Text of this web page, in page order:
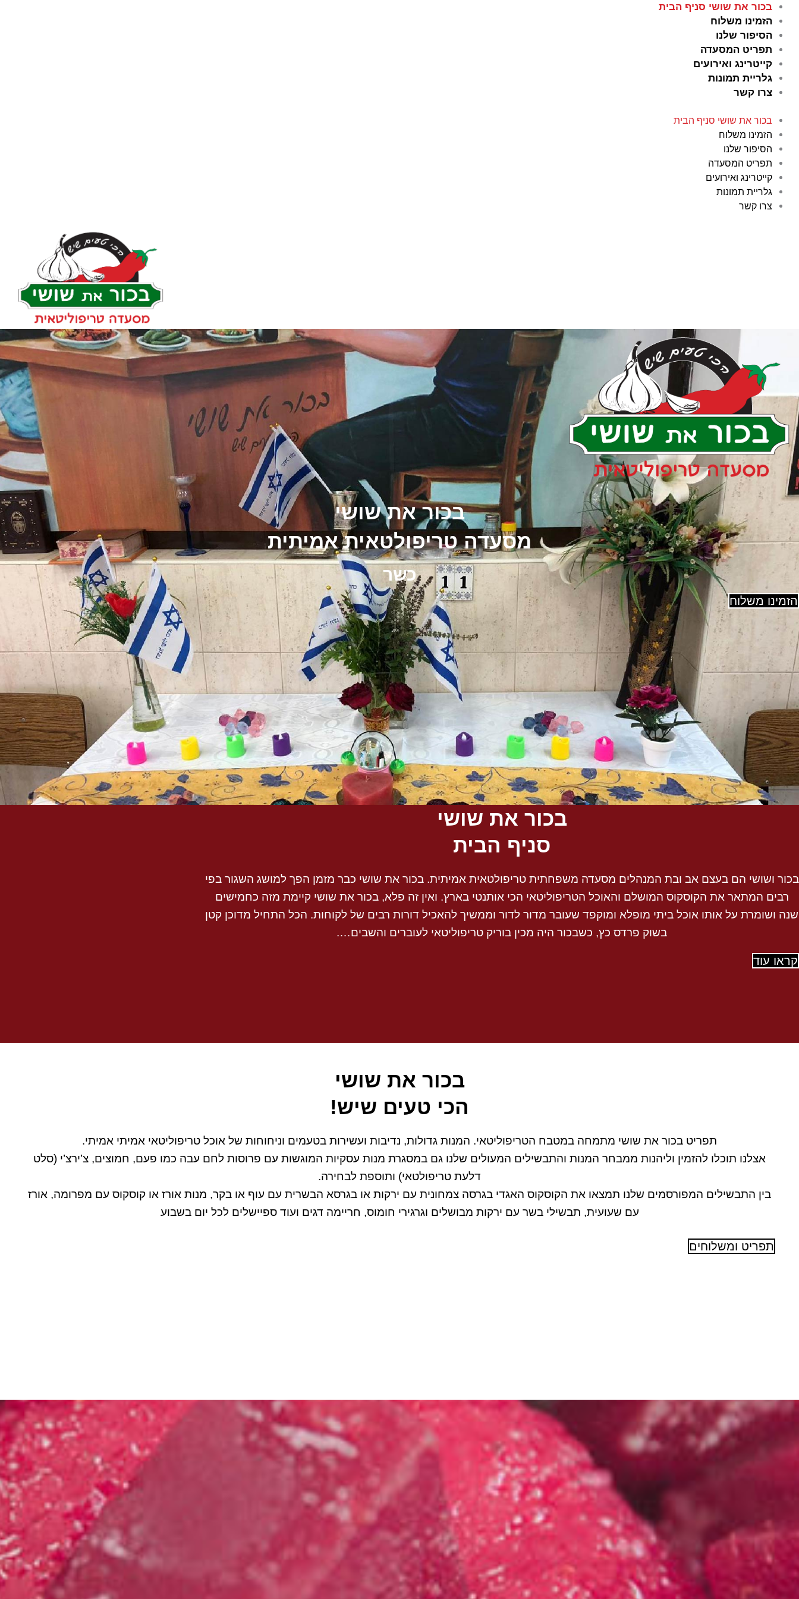
דילוג
לתוכן
בכור את שושי סניף הבית
הזמינו משלוח
הסיפור שלנו
תפריט המסעדה
קייטרינג ואירועים
גלריית תמונות
צרו קשר
בכור את שושי סניף הבית
הזמינו משלוח
הסיפור שלנו
תפריט המסעדה
קייטרינג ואירועים
גלריית תמונות
צרו קשר
בכור את שושי
מסעדה טריפולטאית אמיתית
כשר
הזמינו משלוח
בכור את שושי
סניף הבית
בכור ושושי הם בעצם אב ובת המנהלים מסעדה משפחתית טריפולטאית אמיתית. בכור את שושי כבר מזמן הפך למושג השגור בפי
רבים המתאר את הקוסקוס המושלם והאוכל הטריפוליטאי הכי אותנטי בארץ. ואין זה פלא, בכור את שושי קיימת מזה כחמישים
שנה ושומרת על אותו אוכל ביתי מופלא ומוקפד שעובר מדור לדור וממשיך להאכיל דורות רבים של לקוחות. הכל התחיל מדוכן קטן
בשוק פרדס כץ, כשבכור היה מכין בוריק טריפוליטאי לעוברים והשבים….
קראו עוד
בכור את שושי
הכי טעים שיש!
תפריט בכור את שושי מתמחה במטבח הטריפוליטאי. המנות גדולות, נדיבות ועשירות בטעמים וניחוחות של אוכל טריפוליטאי אמיתי אמיתי.
אצלנו תוכלו להזמין וליהנות ממבחר המנות והתבשילים המעולים שלנו גם במסגרת מנות עסקיות המוגשות עם פרוסות לחם עבה כמו פעם, חמוצים, צ’ירצ’י (סלט
דלעת טריפולטאי) ותוספת לבחירה.
בין התבשילים המפורסמים שלנו תמצאו את הקוסקוס האגדי בגרסה צמחונית עם ירקות או בגרסא הבשרית עם עוף או בקר, מנות אורז או קוסקוס עם מפרומה, אורז
עם שעועית, תבשילי בשר עם ירקות מבושלים וגרגירי חומוס, חריימה דגים ועוד ספיישלים לכל יום בשבוע
תפריט ומשלוחים